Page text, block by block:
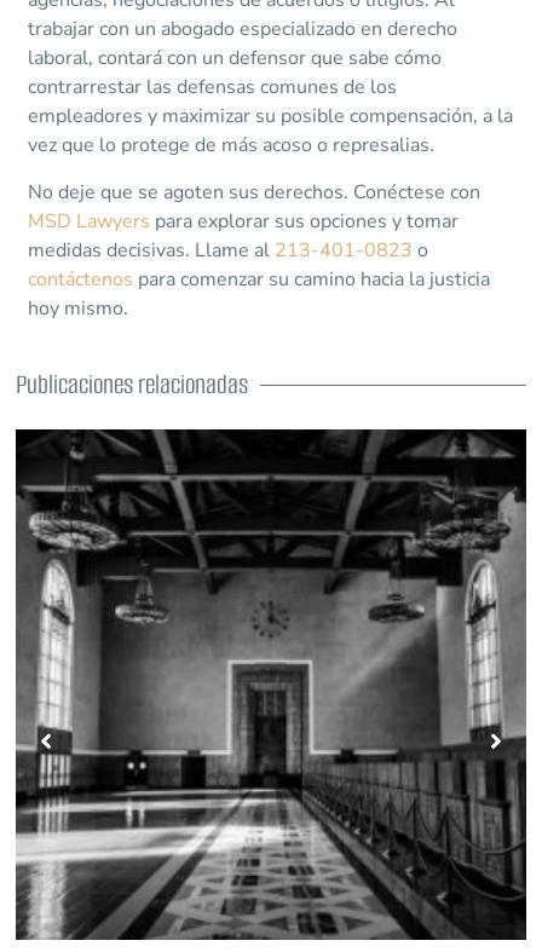
trabajar con un abogado especializado en derecho
laboral, contará con un defensor que sabe cómo
contrarrestar las defensas comunes de los
empleadores y maximizar su posible compensación, a la
vez que lo protege de más acoso o represalias.
No deje que se agoten sus derechos. Conéctese con
MSD Lawyers para explorar sus opciones y tomar
medidas decisivas. Llame al 213-401-0823 o
contáctenos para comenzar su camino hacia la justicia
hoy mismo.
Publicaciones relacionadas